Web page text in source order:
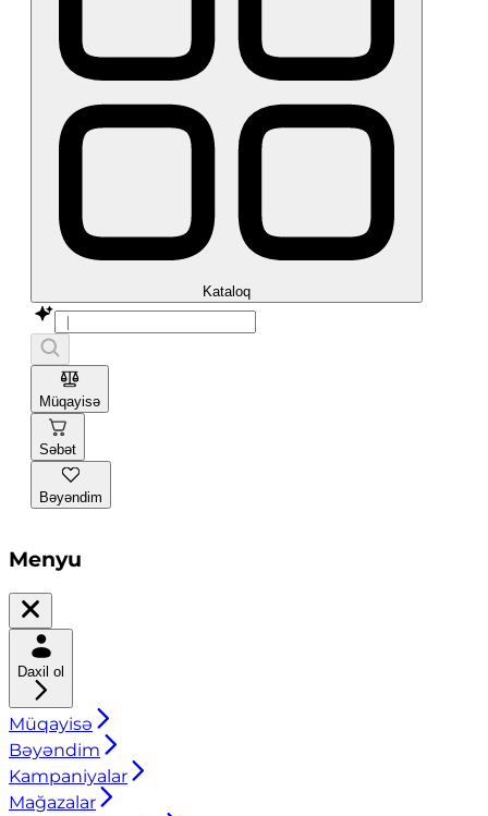
Kataloq
Müqayisə
Səbət
Bəyəndim
Menyu
Daxil ol
Müqayisə
Bəyəndim
Kampaniyalar
Mağazalar